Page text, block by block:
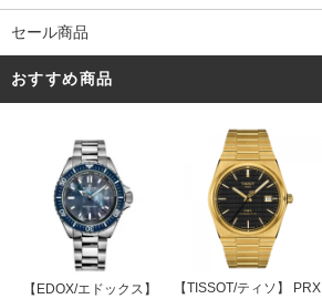
セール商品
おすすめ商品
【EDOX/エドックス】
【TISSOT/ティソ】 PRX